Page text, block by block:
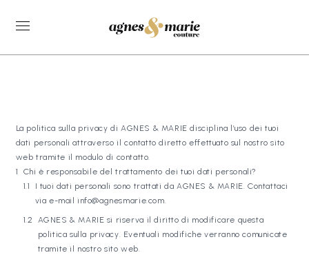
La politica sulla privacy di AGNES & MARIE disciplina l’uso dei tuoi
dati personali attraverso il contatto diretto effettuato sul nostro sito
web tramite il modulo di contatto.
Chi è responsabile del trattamento dei tuoi dati personali?
I tuoi dati personali sono trattati da AGNES & MARIE. Contattaci
via e-mail info@agnesmarie.com.
AGNES & MARIE si riserva il diritto di modificare questa
politica sulla privacy. Eventuali modifiche verranno comunicate
tramite il nostro sito web.